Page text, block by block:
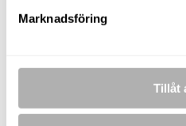
Marknadsföring
Tillåt